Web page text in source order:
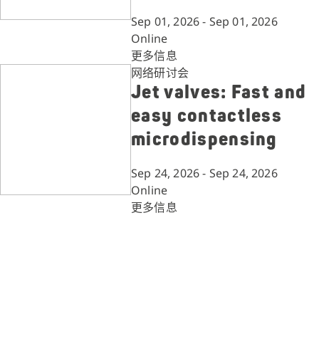
Sep 01, 2026 - Sep 01, 2026
Online
更多信息
网络研讨会
Jet valves: Fast and
easy contactless
microdispensing
Sep 24, 2026 - Sep 24, 2026
Online
更多信息